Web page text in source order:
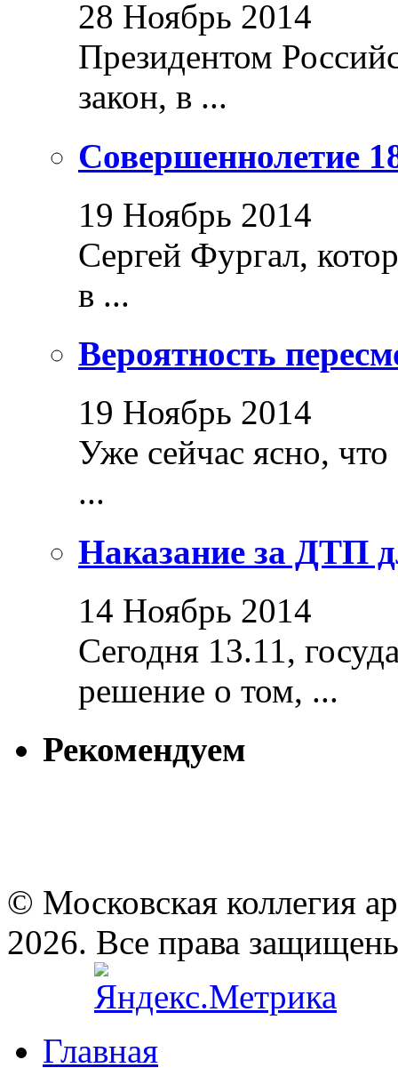
28 Ноябрь 2014
Президентом
закон, в ...
Совершеннолетие
19 Ноябрь 2014
Сергей Фургал,
в ...
Вероятность
19 Ноябрь 2014
Уже сейчас ясно,
...
Наказание за ДТП
14 Ноябрь 2014
Сегодня 13.11,
решение о том, ...
Рекомендуем
© Московская коллегия
2026. Все права
Главная